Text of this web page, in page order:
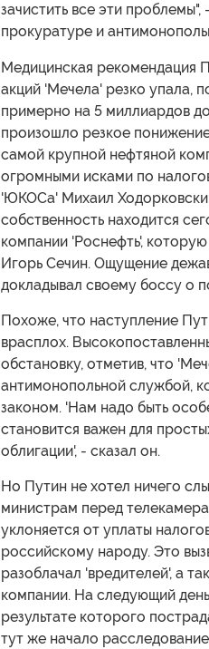
зачистить все эти
прокуратуре и
Медицинская рекомендация
акций 'Мечела' резко упала,
примерно на 5 миллиардов
произошло резкое
самой крупной нефтяной
огромными исками по
'ЮКОСа' Михаил
собственность находится
компании 'Роснефть',
Игорь Сечин. Ощущение
докладывал своему боссу о
Похоже, что наступление
врасплох.
обстановку, отметив, что
антимонопольной службой,
законом. 'Нам надо быть
становится важен для
облигации', - сказал он.
Но Путин не хотел ничего
министрам перед
уклоняется от уплаты
российскому народу. Это
разоблачал 'вредителей', а
компании. На следующий
результате которого
тут же начало